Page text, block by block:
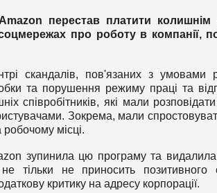
перестав платити колишнім
про роботу в компанії,
скандалів, пов'язаних з умовами
та порушення режиму праці та
співробітників, які мали
Зокрема, мали
місці.
зупинила цю програму та
тільки не приносить позитивного
критику на адресу корпорації.